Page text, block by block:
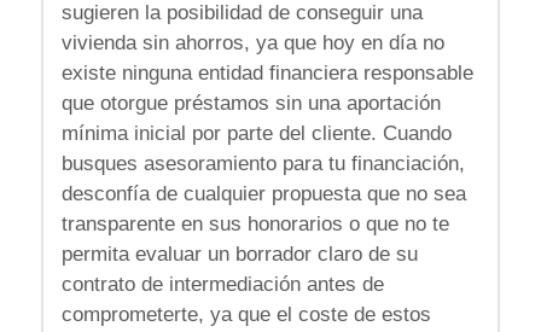
sugieren la posibilidad de conseguir una
vivienda sin ahorros, ya que hoy en día no
existe ninguna entidad financiera responsable
que otorgue préstamos sin una aportación
mínima inicial por parte del cliente. Cuando
busques asesoramiento para tu financiación,
desconfía de cualquier propuesta que no sea
transparente en sus honorarios o que no te
permita evaluar un borrador claro de su
contrato de intermediación antes de
comprometerte, ya que el coste de estos